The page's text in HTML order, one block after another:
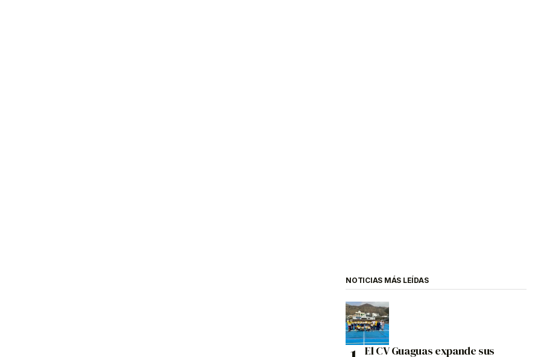
NOTICIAS MÁS LEÍDAS
El CV Guaguas expande sus